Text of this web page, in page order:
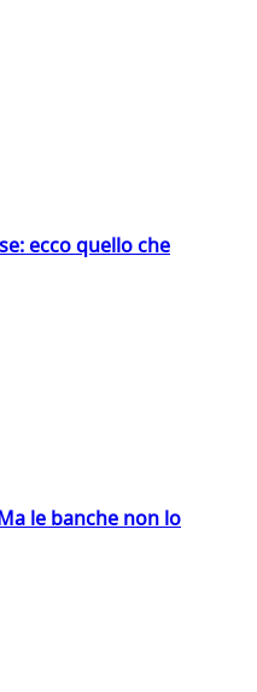
ecco quello che
le banche non lo